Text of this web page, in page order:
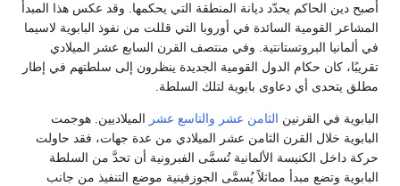
أصبح دين الحاكم يحدّد ديانة المنطقة التي يحكمها. وقد عكس هذا المبدأ
المشاعر القومية السائدة في أوروبا التي قللت من نفوذ البابوية لاسيما
في ألمانيا البروتستانتية. وفي منتصف القرن السابع عشر الميلادي
تقريبًا، كان حكام الدول القومية الجديدة ينظرون إلى سلطتهم في إطار
مطلق يتحدى أي دعاوى بابوية لتلك السلطة.
البابوية في القرنين الثامن عشر والتاسع عشر الميلاديين. هوجمت
البابوية خلال القرن الثامن عشر الميلادي من عدة جهات، فقد حاولت
حركة داخل الكنيسة الألمانية تُسمَّى الفبرونية أن تحدَّ من السلطة
البابوية وتضع مبدأ مماثلاً يُسمَّى الجوزفينية موضع التنفيذ من جانب